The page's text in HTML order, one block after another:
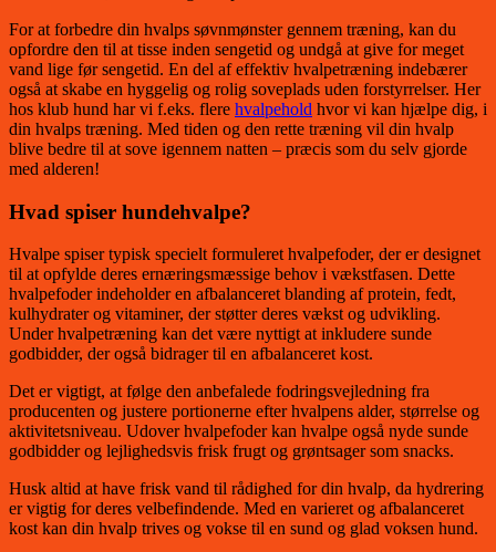
For at forbedre din hvalps søvnmønster gennem træning, kan du
opfordre den til at tisse inden sengetid og undgå at give for meget
vand lige før sengetid. En del af effektiv hvalpetræning indebærer
også at skabe en hyggelig og rolig soveplads uden forstyrrelser. Her
hos klub hund har vi f.eks. flere hvalpehold hvor vi kan hjælpe dig, i
din hvalps træning. Med tiden og den rette træning vil din hvalp
blive bedre til at sove igennem natten – præcis som du selv gjorde
med alderen!
Hvad spiser hundehvalpe?
Hvalpe spiser typisk specielt formuleret hvalpefoder, der er designet
til at opfylde deres ernæringsmæssige behov i vækstfasen. Dette
hvalpefoder indeholder en afbalanceret blanding af protein, fedt,
kulhydrater og vitaminer, der støtter deres vækst og udvikling.
Under hvalpetræning kan det være nyttigt at inkludere sunde
godbidder, der også bidrager til en afbalanceret kost.
Det er vigtigt, at følge den anbefalede fodringsvejledning fra
producenten og justere portionerne efter hvalpens alder, størrelse og
aktivitetsniveau. Udover hvalpefoder kan hvalpe også nyde sunde
godbidder og lejlighedsvis frisk frugt og grøntsager som snacks.
Husk altid at have frisk vand til rådighed for din hvalp, da hydrering
er vigtig for deres velbefindende. Med en varieret og afbalanceret
kost kan din hvalp trives og vokse til en sund og glad voksen hund.